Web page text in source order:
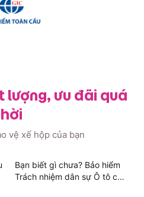
lượng, ưu đãi quá
hời
vệ xế hộp của bạn
Bạn biết gì chưa? Bảo hiểm
Trách nhiệm dân sự Ô tô của